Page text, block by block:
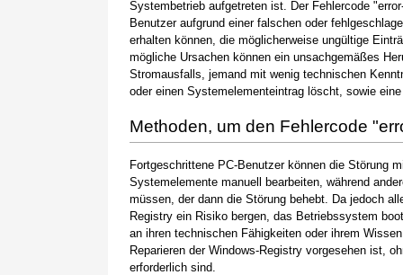
Systembetrieb aufgetreten ist. Der Fehlercode
Benutzer aufgrund einer falschen oder
erhalten können, die möglicherweise ungültige
mögliche Ursachen können ein unsachgemäßes
Stromausfalls, jemand mit wenig technischen
oder einen Systemelementeintrag löscht, sowie
Methoden, um den Fehlercode
Fortgeschrittene PC-Benutzer können die Störung
Systemelemente manuell bearbeiten, während
müssen, der dann die Störung behebt. Da jedoch
Registry ein Risiko bergen, das Betriebssystem
an ihren technischen Fähigkeiten oder ihrem
Reparieren der Windows-Registry vorgesehen ist,
erforderlich sind.